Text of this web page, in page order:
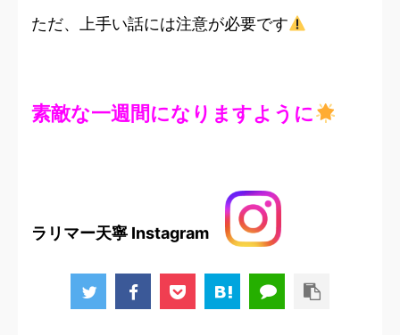
ただ、上手い話には注意が必要です
素敵な一週間になりますように
ラリマー天寧 Instagram